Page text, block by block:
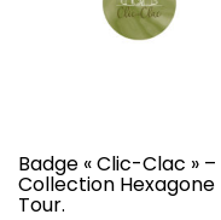
Badge « Clic-Clac » –
Collection Hexagone
Tour.